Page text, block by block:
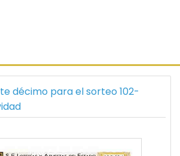
décimo para el sorteo 102-